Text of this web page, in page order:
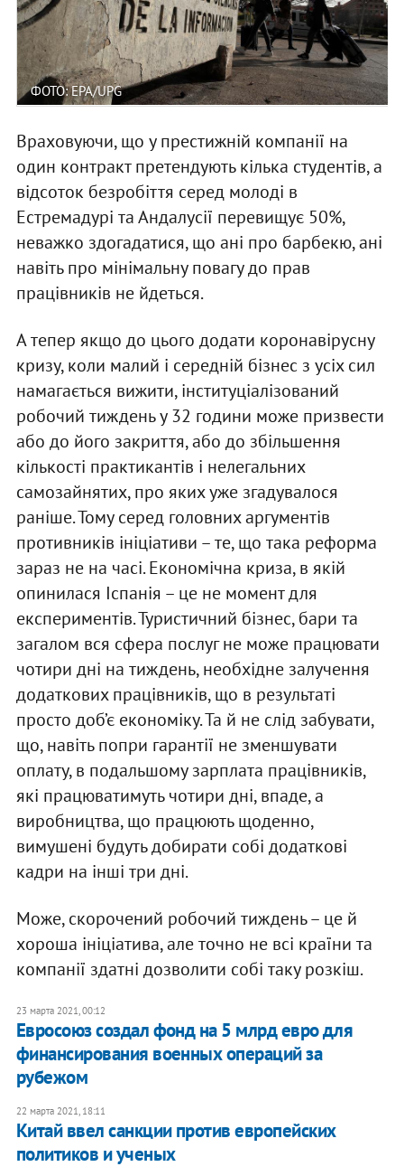
ФОТО: EPA/UPG
Враховуючи, що у престижній компанії на
один контракт претендують кілька студентів, а
відсоток безробіття серед молоді в
Естремадурі та Андалусії перевищує 50%,
неважко здогадатися, що ані про барбекю, ані
навіть про мінімальну повагу до прав
працівників не йдеться.
А тепер якщо до цього додати коронавірусну
кризу, коли малий і середній бізнес з усіх сил
намагається вижити, інституціалізований
робочий тиждень у 32 години може призвести
або до його закриття, або до збільшення
кількості практикантів і нелегальних
самозайнятих, про яких уже згадувалося
раніше. Тому серед головних аргументів
противників ініціативи – те, що така реформа
зараз не на часі. Економічна криза, в якій
опинилася Іспанія – це не момент для
експериментів. Туристичний бізнес, бари та
загалом вся сфера послуг не може працювати
чотири дні на тиждень, необхідне залучення
додаткових працівників, що в результаті
просто доб’є економіку. Та й не слід забувати,
що, навіть попри гарантії не зменшувати
оплату, в подальшому зарплата працівників,
які працюватимуть чотири дні, впаде, а
виробництва, що працюють щоденно,
вимушені будуть добирати собі додаткові
кадри на інші три дні.
Може, скорочений робочий тиждень – це й
хороша ініціатива, але точно не всі країни та
компанії здатні дозволити собі таку розкіш.
23 марта 2021, 00:12
Евросоюз создал фонд на 5 млрд евро для
финансирования военных операций за
рубежом
22 марта 2021, 18:11
Китай ввел санкции против европейских
политиков и ученых